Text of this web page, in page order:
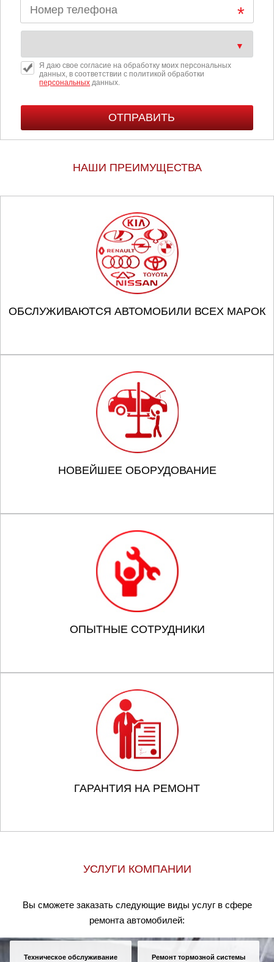
Я даю свое согласие на обработку моих персональных
данных, в соответствии с политикой обработки
персональных данных.
НАШИ ПРЕИМУЩЕСТВА
ОБСЛУЖИВАЮТСЯ АВТОМОБИЛИ ВСЕХ МАРОК
НОВЕЙШЕЕ ОБОРУДОВАНИЕ
ОПЫТНЫЕ СОТРУДНИКИ
ГАРАНТИЯ НА РЕМОНТ
УСЛУГИ КОМПАНИИ
Вы сможете заказать следующие виды услуг в сфере
ремонта автомобилей:
Техническое обслуживание Ремонт тормозной системы